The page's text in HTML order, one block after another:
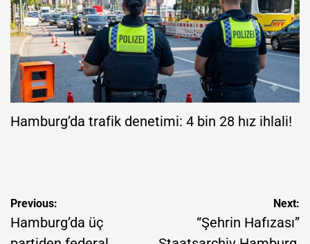
Hamburg’da trafik denetimi: 4 bin 28 hız ihlali!
Yazı
gezinmesi
Previous:
Hamburg’da üç
Next:
“Şehrin Hafızası”